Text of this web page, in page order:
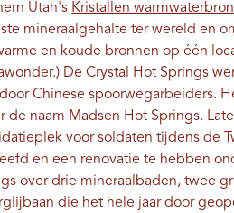
Utah's Kristallen
mineraalgehalte ter wereld en
en koude bronnen op één
De Crystal Hot Springs
door Chinese spoorwegarbeiders.
de naam Madsen Hot Springs.
voor soldaten tijdens de
en een renovatie te hebben
over drie mineraalbaden, twee
die het hele jaar door